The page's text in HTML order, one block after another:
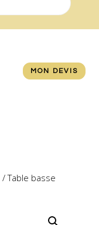
MON DEVIS
/ Table basse